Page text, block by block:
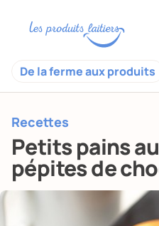
De la ferme aux produits
Recettes
Petits pains
pépites de